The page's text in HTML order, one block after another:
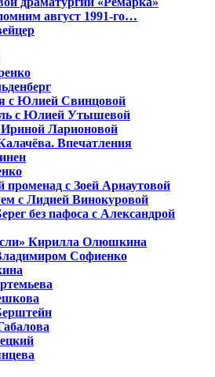
август 1991-го…
с Юлией Свинцовой
с Юлией Утышевой
Ларионовой
Впечатления
променад с Зоей Арнаутовой
с Лидией Винокуровой
без пафоса с Александрой
Кирилла Олюшкина
Софиенко